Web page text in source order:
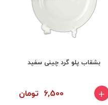
بشقاب پلو گرد چینی سفید
6,500 تومان